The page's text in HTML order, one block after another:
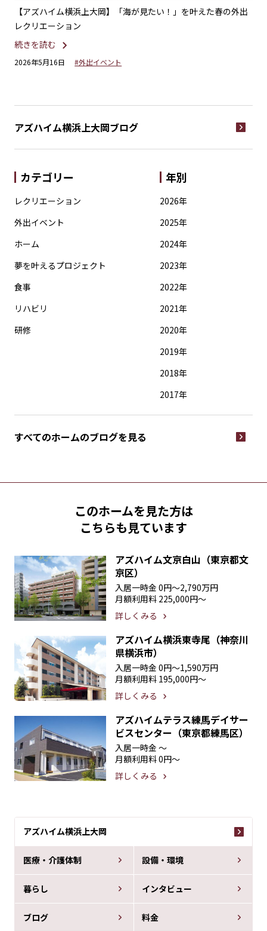
アズハイム横浜上大岡
医療・介護体制 設備・環境
暮らし インタビュー
ブログ 料金
【アズハイム横浜上大岡】「海が見たい！」を叶えた春の外出
レクリエーション
続きを読む
2026年5月16日 #外出イベント
アズハイム横浜上大岡ブログ
カテゴリー
レクリエーション
外出イベント
ホーム
夢を叶えるプロジェクト
食事
リハビリ
研修
年別
2026年
2025年
2024年
2023年
2022年
2021年
2020年
2019年
2018年
2017年
すべてのホームのブログを見る
このホームを見た方は
こちらも見ています
アズハイム文京白山（東京都文
京区）
入居一時金 0円〜2,790万円
月額利用料 225,000円〜
詳しくみる
アズハイム横浜東寺尾（神奈川
県横浜市）
入居一時金 0円〜1,590万円
月額利用料 195,000円〜
詳しくみる
アズハイムテラス練馬デイサー
ビスセンター（東京都練馬区）
入居一時金 〜
月額利用料0円〜
詳しくみる